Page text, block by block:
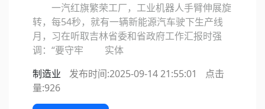
一汽红旗繁荣工厂，工业机器人手臂伸展旋
转，每54秒，就有一辆新能源汽车驶下生产线
月，习在听取吉林省委和省政府工作汇报时强
调：“要守牢 实体
制造业
发布时间:2025-09-14 21:55:01
点击
量:926